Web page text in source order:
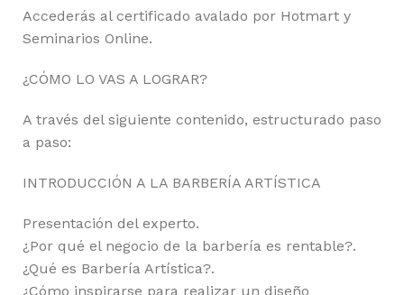
Accederás al certificado avalado por Hotmart y
Seminarios Online.
¿CÓMO LO VAS A LOGRAR?
A través del siguiente contenido, estructurado paso
a paso:
INTRODUCCIÓN A LA BARBERÍA ARTÍSTICA
Presentación del experto.
¿Por qué el negocio de la barbería es rentable?.
¿Qué es Barbería Artística?.
¿Cómo inspirarse para realizar un diseño